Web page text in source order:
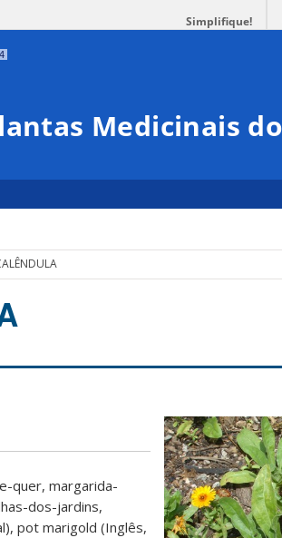
Simplifique!
4
Medicinais do
quer, margarida-
dos-jardins,
pot marigold (Inglês,